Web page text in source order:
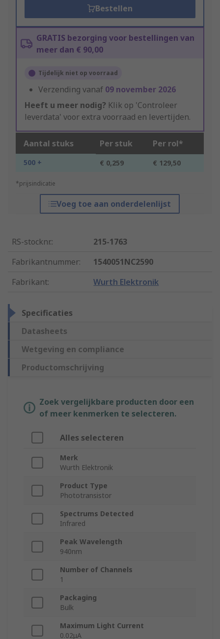
Bestellen
GRATIS bezorging voor bestellingen van
meer dan € 90,00
Tijdelijk niet op voorraad
Verzending vanaf 09 november 2026
Heeft u meer nodig? Klik op 'Controleer
leverdata' voor extra voorraad en levertijden.
Aantal stuks Per stuk Per rol*
500 + € 0,259 € 129,50
*prijsindicatie
Voeg toe aan onderdelenlijst
RS-stocknr.:
215-1763
Fabrikantnummer:
1540051NC2590
Fabrikant: Wurth Elektronik
Specificaties
Datasheets
Wetgeving en compliance
Productomschrijving
Zoek vergelijkbare producten door een
of meer kenmerken te selecteren.
Alles selecteren
Merk
Wurth Elektronik
Product Type
Phototransistor
Spectrums Detected
Infrared
Peak Wavelength
940nm
Number of Channels
1
Packaging
Bulk
Maximum Light Current
0.02μA